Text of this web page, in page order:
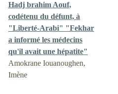
Hadj brahim Aouf,
codétenu du défunt, à
"Liberté-Arabi" "Fekhar
a informé les médecins
qu'il avait une hépatite"
Amokrane Iouanoughen,
Imène